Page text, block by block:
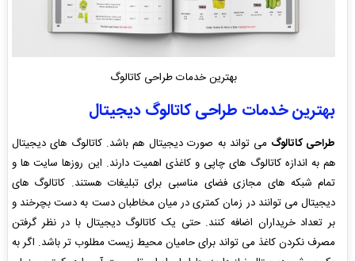
بهترین خدمات طراحی کاتالوگ
بهترین خدمات طراحی کاتالوگ دیجیتال
طراحی کاتالوگ می تواند به صورت دیجیتال هم باشد. کاتالوگ های دیجیتال
هم به اندازه کاتالوگ های چاپی و کاغذی اهمیت دارند. این روزها سایت ها و
تمام شبکه های مجازی فضای مناسبی برای تبلیغات هستند. کاتالوگ های
دیجیتال می توانند در زمان کمتری در میان مخاطبان دست به دست بچرخند و
بر تعداد خریداران اضافه کنند. حتی یک کاتالوگ دیجیتال با در نظر گرفتن
مصرف نکردن کاغذ می تواند برای حامیان محیط زیست مطلوب تر باشد. اگر به